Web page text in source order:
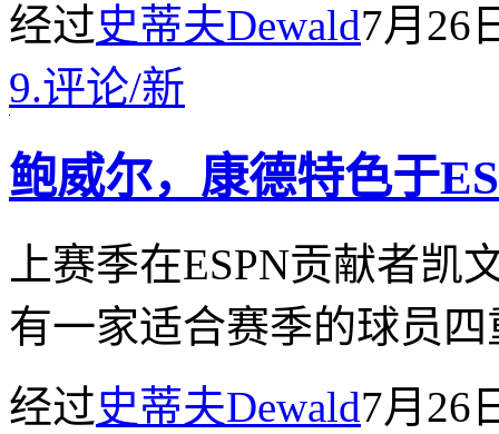
经过史蒂夫Dewald7月26
9.评论/新
鲍威尔，康德特色于
上赛季在ESPN贡献者凯
有一家适合赛季的球员
经过史蒂夫Dewald7月26